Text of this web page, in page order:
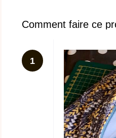
Comment faire ce
1